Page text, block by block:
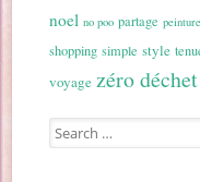
noel no poo partage peinture
shopping simple style
voyage zéro déchet
Search for: